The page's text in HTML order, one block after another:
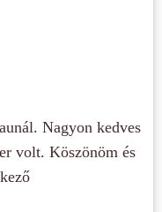
Nagyon kedves
volt. Köszönöm és